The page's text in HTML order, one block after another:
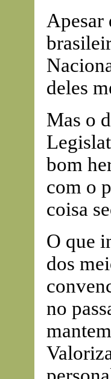
Apesar
deles
Mas o
bom
com o
coisa
O que
dos
no